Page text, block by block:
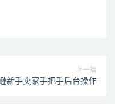
上一篇
新手卖家手把手后台操作